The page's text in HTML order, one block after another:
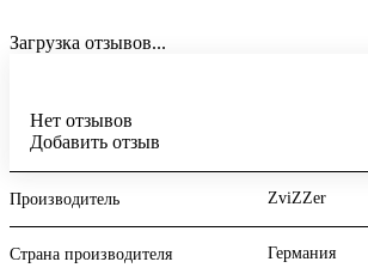
Загрузка отзывов...
Нет отзывов
Добавить отзыв
Производитель ZviZZer
Страна производителя Германия